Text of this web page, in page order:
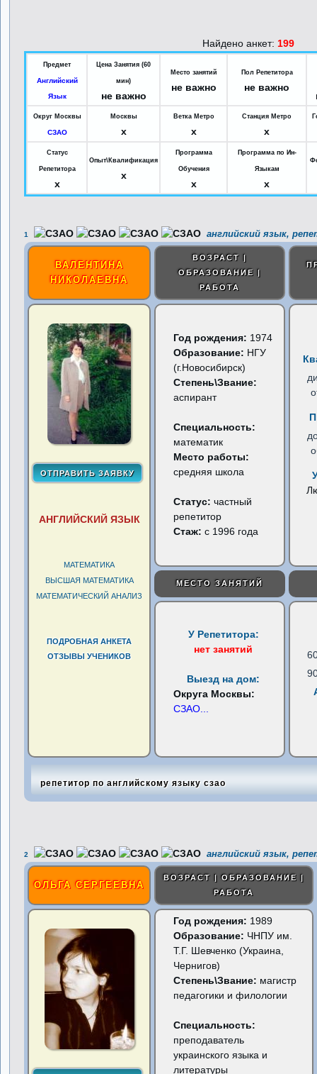
Найдено анкет: 199
Предмет
Английский
Язык
Цена Занятия (60
мин)
не важно
Место занятий
не важно
Пол Репетитора
не важно
Округ Москвы
СЗАО
Москвы
x
Ветка Метро
x
Станция Метро
x
Статус
Репетитора
x
Опыт\Квалификация
x
Программа
Обучения
x
Программа по Ин-
Языкам
x
1 английский язык,
ВАЛЕНТИНА
НИКОЛАЕВНА
ВОЗРАСТ |
ОБРАЗОВАНИЕ |
РАБОТА
АНГЛИЙСКИЙ ЯЗЫК
МАТЕМАТИКА
ВЫСШАЯ МАТЕМАТИКА
МАТЕМАТИЧЕСКИЙ АНАЛИЗ
ПОДРОБНАЯ АНКЕТА
ОТЗЫВЫ УЧЕНИКОВ
Год рождения: 1974
Образование: НГУ
(г.Новосибирск)
Степень\Звание:
аспирант
Специальность:
математик
Место работы:
средняя школа
Статус:частный
репетитор
Стаж: с 1996 года
МЕСТО ЗАНЯТИЙ
У Репетитора:
нет занятий
Выезд на дом:
Округа Москвы:
СЗАО
репетитор по английскому языку сзао
2 английский язык,
ОЛЬГА СЕРГЕЕВНА
ВОЗРАСТ | ОБРАЗОВАНИЕ |
РАБОТА
Год рождения: 1989
Образование: ЧНПУ им.
Т.Г. Шевченко (Украина,
Чернигов)
Степень\Звание: магистр
педагогики и филологии
Специальность:
преподаватель
украинского языка и
литературы